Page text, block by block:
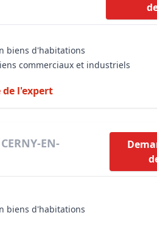
biens d'habitations
commerciaux et industriels
l'expert
EN-
biens d'habitations